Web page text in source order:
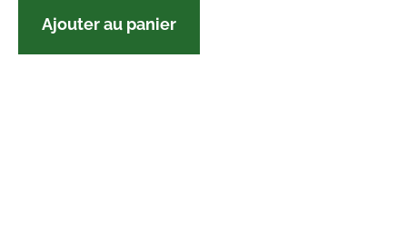
Ajouter au panier